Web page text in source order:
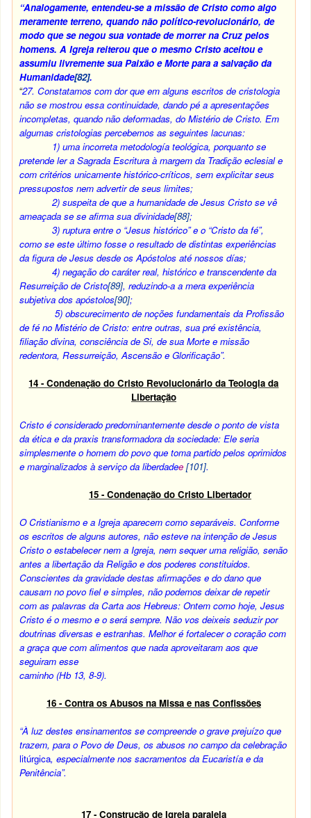
“Analogamente, entendeu-se a missão de Cristo como algo
meramente terreno, quando não político-revolucionário, de
modo que se negou sua vontade de morrer na Cruz pelos
homens. A Igreja reiterou que o mesmo Cristo aceitou e
assumiu livremente sua Paixão e Morte para a salvação da
Humanidade[82].
“27. Constatamos com dor que em alguns escritos de cristologia
não se mostrou essa continuidade, dando pé a apresentações
incompletas, quando não deformadas, do Mistério de Cristo. Em
algumas cristologias percebemos as seguintes lacunas:
1) uma incorreta metodología teológica, porquanto se
pretende ler a Sagrada Escritura à margem da Tradição eclesial e
com critérios unicamente histórico-críticos, sem explicitar seus
pressupostos nem advertir de seus limites;
2) suspeita de que a humanidade de Jesus Cristo se vê
ameaçada se se afirma sua divinidade[88];
3) ruptura entre o “Jesus histórico” e o “Cristo da fé”,
como se este último fosse o resultado de distintas experiências
da figura de Jesus desde os Apóstolos até nossos días;
4) negação do caráter real, histórico e transcendente da
Resurreição de Cristo[89], reduzindo-a a mera experiência
subjetiva dos apóstolos[90];
5) obscurecimento de noções fundamentais da Profissão
de fé no Mistério de Cristo: entre outras, sua pré existência,
filiação divina, consciência de Si, de sua Morte e missão
redentora, Ressurreição, Ascensão e Glorificação”.
14 - Condenação do Cristo Revolucionário da Teologia da
Libertação
Cristo é considerado predominantemente desde o ponto de vista
da ética e da praxis transformadora da sociedade: Ele seria
simplesmente o homem do povo que toma partido pelos oprimidos
e marginalizados à serviço da liberdadee[101].
15 - Condenação do Cristo Libertador
O Cristianismo e a Igreja aparecem como separáveis. Conforme
os escritos de alguns autores, não esteve na intenção de Jesus
Cristo o estabelecer nem a Igreja, nem sequer uma religião, senão
antes a libertação da Religão e dos poderes constituidos.
Conscientes da gravidade destas afirmações e do dano que
causam no povo fiel e simples, não podemos deixar de repetir
com as palavras da Carta aos Hebreus: Ontem como hoje, Jesus
Cristo é o mesmo e o será sempre. Não vos deixeis seduzir por
doutrinas diversas e estranhas. Melhor é fortalecer o coração com
a graça que com alimentos que nada aproveitaram aos que
seguiram esse
caminho (Hb 13, 8-9).
16 - Contra os Abusos na Missa e nas Confissões
“À luz destes ensinamentos se compreende o grave prejuízo que
trazem, para o Povo de Deus, os abusos no campo da celebração
litúrgica, especialmente nos sacramentos da Eucaristía e da
Penitência”.
17 - Construção de Igreja paralela